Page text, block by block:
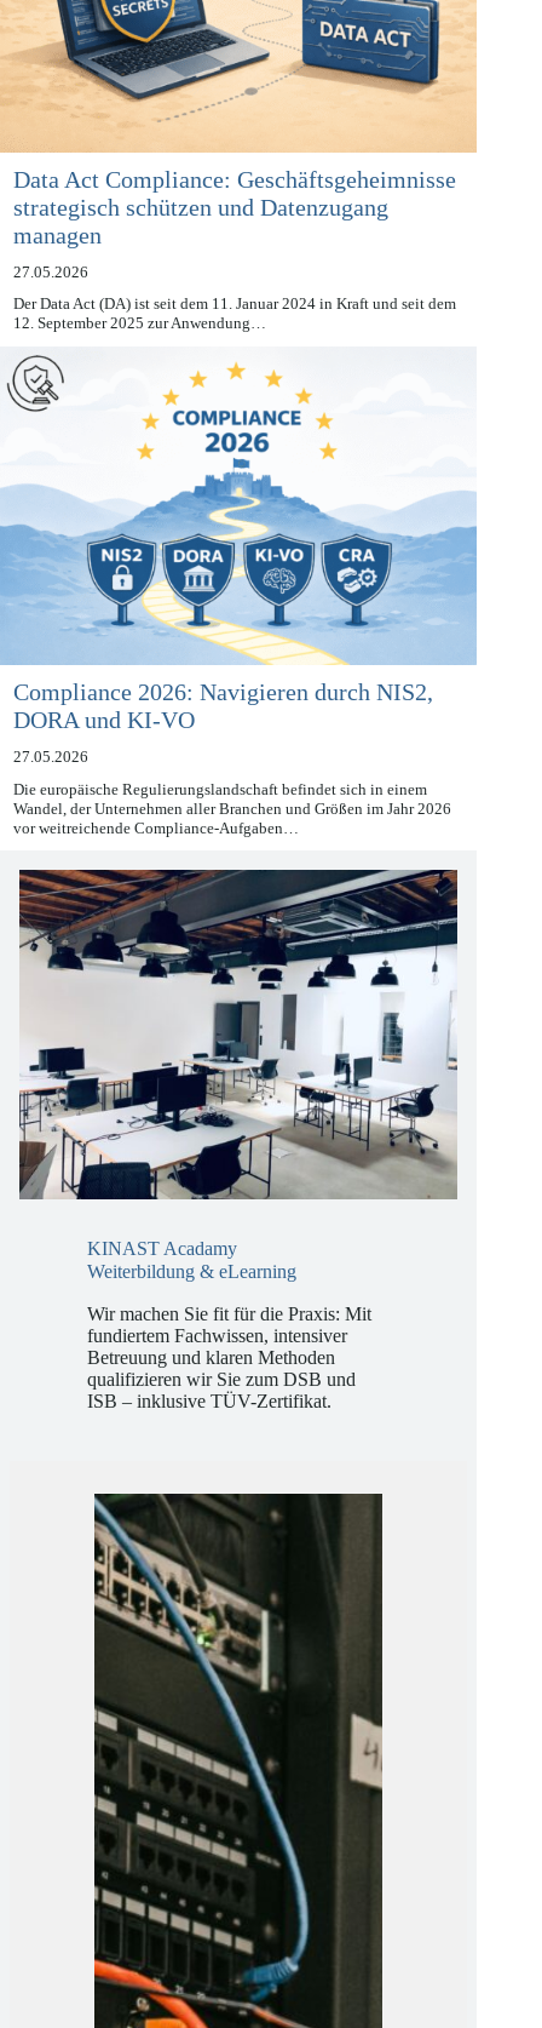
Data Act Compliance: Geschäftsgeheimnisse
strategisch schützen und Datenzugang
managen
27.05.2026
Der Data Act (DA) ist seit dem 11. Januar 2024 in Kraft und seit dem
Compliance 2026: Navigieren durch NIS2,
DORA und KI-VO
27.05.2026
Die europäische Regulierungslandschaft befindet sich in einem
Wandel, der Unternehmen aller Branchen und Größen im Jahr 2026
KINAST Acadamy
Wir machen Sie fit für die Praxis: Mit
fundiertem Fachwissen, intensiver
Betreuung und klaren Methoden
qualifizieren wir Sie zum DSB und